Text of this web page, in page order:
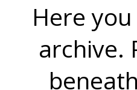
Here
archive.